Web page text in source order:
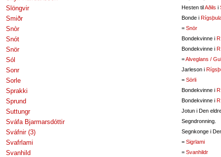
Slöngvir Hesten tilAðils i
Smiðr Bonde i
Snòr = Snör
Snót Bondekvinne i
Snör Bondekvinne i
Sól =Alveglans /
Sonr Jarleson i
Sorle = Sörli
Sprakki Bondekvinne i
Sprund Bondekvinne i
Suttungr Jotun i Den
Sváfa Bjarmarsdóttir Segndronning.
Sváfnir (3) Segnkonge i
Svafrlami = Sigrlami
Svanhild = Svanhildr